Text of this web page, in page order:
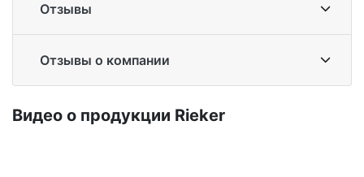
Отзывы
Отзывы о компании
Ви­део о про­дук­ции Ri­eker